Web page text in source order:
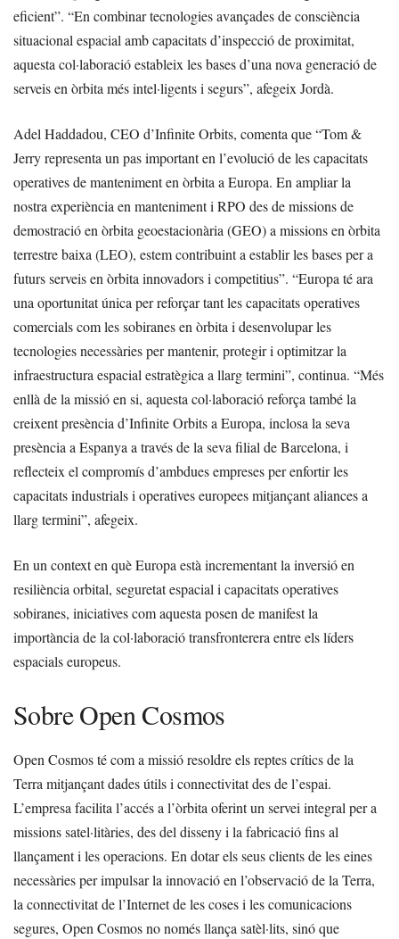
eficient”. “En combinar tecnologies avançades de consciència
situacional espacial amb capacitats d’inspecció de proximitat,
aquesta col·laboració estableix les bases d’una nova generació de
serveis en òrbita més intel·ligents i segurs”, afegeix Jordà.
Adel Haddadou, CEO d’Infinite Orbits, comenta que “Tom &
Jerry representa un pas important en l’evolució de les capacitats
operatives de manteniment en òrbita a Europa. En ampliar la
nostra experiència en manteniment i RPO des de missions de
demostració en òrbita geoestacionària (GEO) a missions en òrbita
terrestre baixa (LEO), estem contribuint a establir les bases per a
futurs serveis en òrbita innovadors i competitius”. “Europa té ara
una oportunitat única per reforçar tant les capacitats operatives
comercials com les sobiranes en òrbita i desenvolupar les
tecnologies necessàries per mantenir, protegir i optimitzar la
infraestructura espacial estratègica a llarg termini”, continua. “Més
enllà de la missió en si, aquesta col·laboració reforça també la
creixent presència d’Infinite Orbits a Europa, inclosa la seva
presència a Espanya a través de la seva filial de Barcelona, i
reflecteix el compromís d’ambdues empreses per enfortir les
capacitats industrials i operatives europees mitjançant aliances a
llarg termini”, afegeix.
En un context en què Europa està incrementant la inversió en
resiliència orbital, seguretat espacial i capacitats operatives
sobiranes, iniciatives com aquesta posen de manifest la
importància de la col·laboració transfronterera entre els líders
espacials europeus.
Sobre Open Cosmos
Open Cosmos té com a missió resoldre els reptes crítics de la
Terra mitjançant dades útils i connectivitat des de l’espai.
L’empresa facilita l’accés a l’òrbita oferint un servei integral per a
missions satel·litàries, des del disseny i la fabricació fins al
llançament i les operacions. En dotar els seus clients de les eines
necessàries per impulsar la innovació en l’observació de la Terra,
la connectivitat de l’Internet de les coses i les comunicacions
segures, Open Cosmos no només llança satèl·lits, sinó que